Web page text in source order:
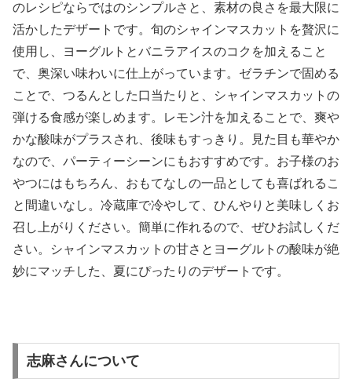
のレシピならではのシンプルさと、素材の良さを最大限に
活かしたデザートです。旬のシャインマスカットを贅沢に
使用し、ヨーグルトとバニラアイスのコクを加えること
で、奥深い味わいに仕上がっています。ゼラチンで固める
ことで、つるんとした口当たりと、シャインマスカットの
弾ける食感が楽しめます。レモン汁を加えることで、爽や
かな酸味がプラスされ、後味もすっきり。見た目も華やか
なので、パーティーシーンにもおすすめです。お子様のお
やつにはもちろん、おもてなしの一品としても喜ばれるこ
と間違いなし。冷蔵庫で冷やして、ひんやりと美味しくお
召し上がりください。簡単に作れるので、ぜひお試しくだ
さい。シャインマスカットの甘さとヨーグルトの酸味が絶
妙にマッチした、夏にぴったりのデザートです。
志麻さんについて